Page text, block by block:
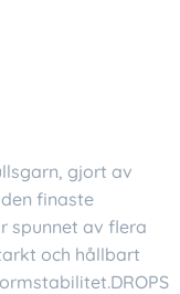
gjort av
finaste
spunnet av flera
och hållbart